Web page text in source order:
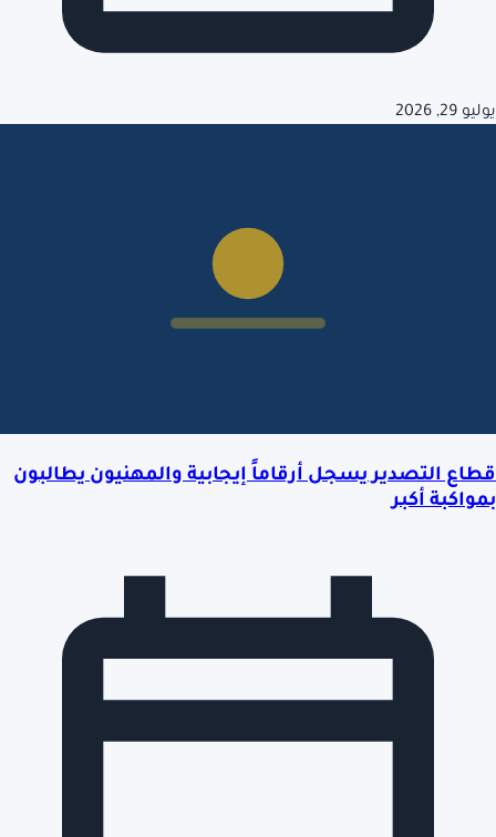
يوليو 29, 2026
قطاع التصدير يسجل أرقاماً إيجابية والمهنيون يطالبون
بمواكبة أكبر